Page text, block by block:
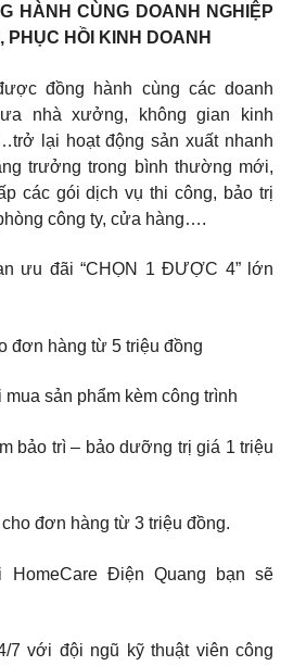
HÀNH CÙNG DOANH NGHIỆP
PHỤC HỒI KINH DOANH
đồng hành cùng các doanh
nhà xưởng, không gian kinh
lại hoạt động sản xuất nhanh
trưởng trong bình thường mới,
các gói dịch vụ thi công, bảo trị
công ty, cửa hàng….
ưu đãi “CHỌN 1 ĐƯỢC 4” lớn
đơn hàng từ 5 triệu đồng
sản phẩm kèm công trình
bảo trì – bảo dưỡng trị giá 1 triệu
đơn hàng từ 3 triệu đồng.
HomeCare Điện Quang bạn sẽ
7 với đội ngũ kỹ thuật viên công